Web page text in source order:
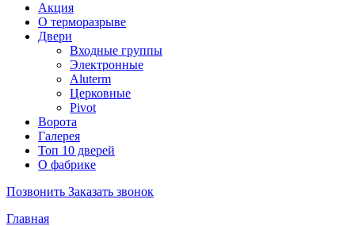
Акция
О терморазрыве
Двери
Входные группы
Электронные
Aluterm
Церковные
Pivot
Ворота
Галерея
Топ 10 дверей
О фабрике
Позвонить Заказать звонок
Главная